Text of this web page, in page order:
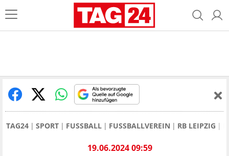
TAG24 SPORT FUSSBALL FUSSBALLVEREIN RB LEIPZIG
19.06.2024 09:59